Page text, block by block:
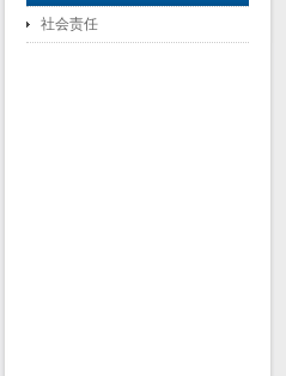
社会责任